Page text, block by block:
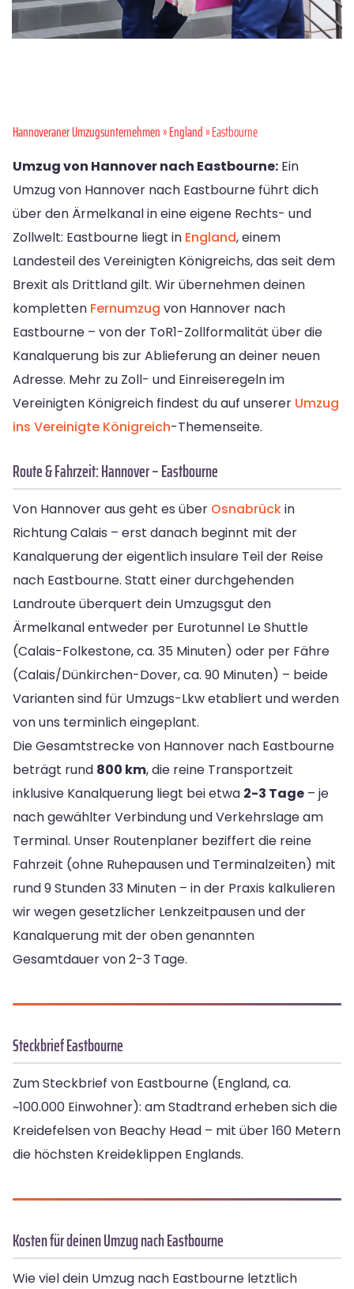
Hannoveraner Umzugsunternehmen»England» Eastbourne
Umzug von Hannover nach Eastbourne: Ein
Umzug von Hannover nach Eastbourne führt dich
über den Ärmelkanal in eine eigene Rechts- und
Zollwelt: Eastbourne liegt in England, einem
Landesteil des Vereinigten Königreichs, das seit dem
Brexit als Drittland gilt. Wir übernehmen deinen
kompletten Fernumzug von Hannover nach
Eastbourne – von der ToR1-Zollformalität über die
Kanalquerung bis zur Ablieferung an deiner neuen
Adresse. Mehr zu Zoll- und Einreiseregeln im
Vereinigten Königreich findest du auf unserer Umzug
ins Vereinigte Königreich-Themenseite.
Route & Fahrzeit: Hannover – Eastbourne
Von Hannover aus geht es über Osnabrückin
Richtung Calais – erst danach beginnt mit der
Kanalquerung der eigentlich insulare Teil der Reise
nach Eastbourne. Statt einer durchgehenden
Landroute überquert dein Umzugsgut den
Ärmelkanal entweder per Eurotunnel Le Shuttle
(Calais-Folkestone, ca. 35 Minuten) oder per Fähre
(Calais/Dünkirchen-Dover, ca. 90 Minuten) – beide
Varianten sind für Umzugs-Lkw etabliert und werden
von uns terminlich eingeplant.
Die Gesamtstrecke von Hannover nach Eastbourne
beträgt rund 800 km, die reine Transportzeit
inklusive Kanalquerung liegt bei etwa 2-3 Tage – je
nach gewählter Verbindung und Verkehrslage am
Terminal. Unser Routenplaner beziffert die reine
Fahrzeit (ohne Ruhepausen und Terminalzeiten) mit
rund 9 Stunden 33 Minuten – in der Praxis kalkulieren
wir wegen gesetzlicher Lenkzeitpausen und der
Kanalquerung mit der oben genannten
Gesamtdauer von 2-3 Tage.
Steckbrief Eastbourne
Zum Steckbrief von Eastbourne (England, ca.
~100.000 Einwohner): am Stadtrand erheben sich die
Kreidefelsen von Beachy Head – mit über 160 Metern
die höchsten Kreideklippen Englands.
Kosten für deinen Umzug nach Eastbourne
Wie viel dein Umzug nach Eastbourne letztlich